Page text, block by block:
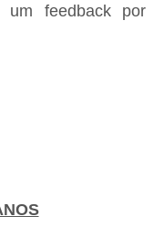
um feedback por